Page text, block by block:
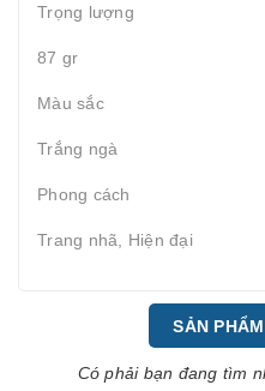
Trọng lượng
87 gr
Màu sắc
Trắng ngà
Phong cách
Trang nhã, Hiện đại
SẢN
Có phải bạn đang tìm